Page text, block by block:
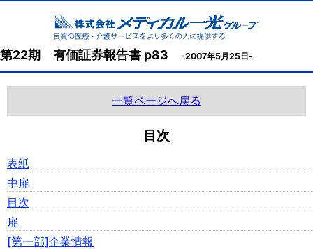
第22期 有価証券報告書 p83 -2007年5月25日-
一覧ページへ戻る
目次
表紙
中扉
目次
扉
[第一部]企業情報